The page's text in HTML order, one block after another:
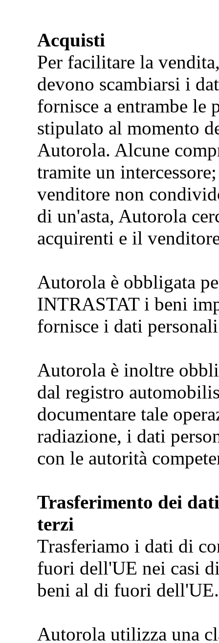
Acquisti
Per facilitare la
devono scambiarsi i
fornisce a entrambe le
stipulato al momento
Autorola. Alcune
tramite un
venditore non
di un'asta, Autorola
acquirenti e il
Autorola è obbligata
INTRASTAT i beni
fornisce i dati
Autorola è inoltre
dal registro
documentare tale
radiazione, i dati
con le autorità
Trasferimento dei
terzi
Trasferiamo i dati di
fuori dell'UE nei casi
beni al di fuori dell'UE.
Autorola utilizza una